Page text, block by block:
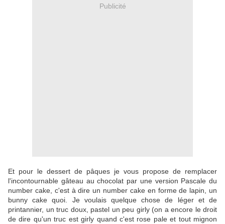
Publicité
Et pour le dessert de pâques je vous propose de remplacer
l'incontournable gâteau au chocolat par une version Pascale du
number cake, c'est à dire un number cake en forme de lapin, un
bunny cake quoi. Je voulais quelque chose de léger et de
printannier, un truc doux, pastel un peu girly (on a encore le droit
de dire qu'un truc est girly quand c'est rose pale et tout mignon